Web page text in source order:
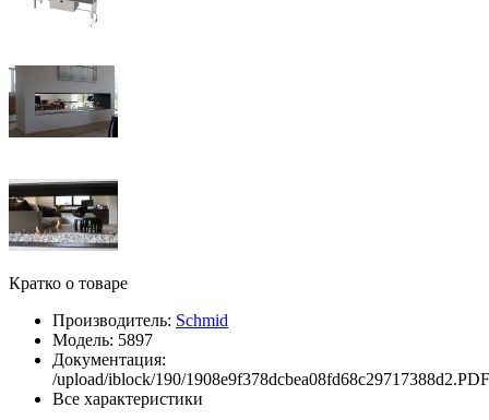
Кратко о товаре
Производитель: Schmid
Модель: 5897
Документация:
/upload/iblock/190/
Все характеристики